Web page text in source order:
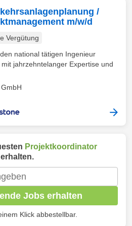
/
m/w/d
Vergütung
national tätigen Ingenieur
jahrzehntelanger Expertise und
Projektkoordinator
erhalten.
Jobs erhalten
Klick abbestellbar.